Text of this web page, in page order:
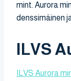
mint. Aurora
denssimäinen
ILVS
ILVS Aurora